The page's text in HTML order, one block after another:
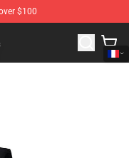
$100
Anime Backpack Store